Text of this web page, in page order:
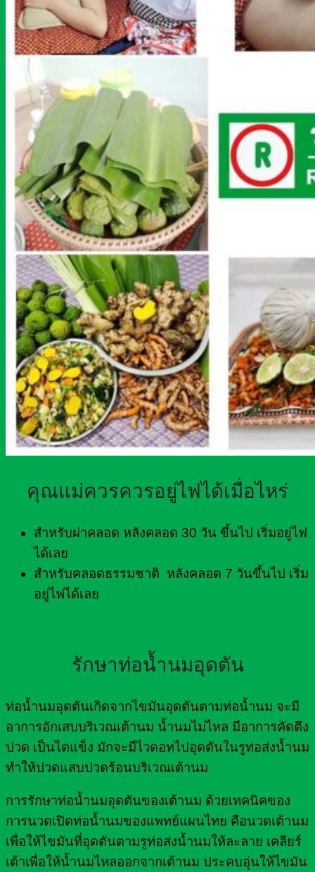
คุณแม่ควรควรอยู่ไฟได้เมื่อไหร่
สำหรับผ่าคลอด หลังคลอด 30 วัน ขึ้นไป เริ่มอยู่ไฟ
ได้เลย
สำหรับคลอดธรรมชาติ หลังคลอด 7 วันขึ้นไป เริ่ม
อยู่ไฟได้เลย
รักษาท่อน้ำนมอุดตัน
ท่อน้ำนมอุดตันเกิดจากไขมันอุดตันตามท่อน้ำนม จะมี
อาการอักเสบบริเวณเต้านม น้ำนมไม่ไหล มีอาการคัดตึง
ปวด เป็นไตแข็ง มักจะมีไวดอทไปอุดตันในรูท่อส่งน้ำนม
ทำให้ปวดแสบปวดร้อนบริเวณเต้านม
การรักษาท่อน้ำนมอุดตันของเต้านม ด้วยเทคนิคของ
การนวดเปิดท่อน้ำนมของแพทย์แผนไทย คือนวดเต้านม
เพื่อให้ไขมันที่อุดตันตามรูท่อส่งน้ำนมให้ละลาย เคลียร์
เต้าเพื่อให้น้ำนมไหลออกจากเต้านม ประคบอุ่นให้ไขมัน